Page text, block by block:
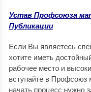
Устав Профсоюза
Публикации
Если Вы являетесь
хотите иметь
рабочее место и
вступайте в Профсоюз
начать процесс нужно